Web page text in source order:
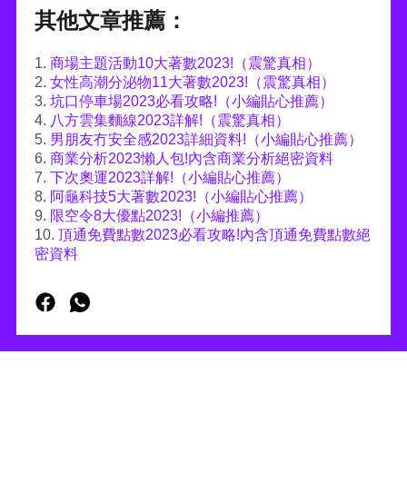
其他文章推薦：
1. 商場主題活動10大著數2023!（震驚真相）
2. 女性高潮分泌物11大著數2023!（震驚真相）
3. 坑口停車場2023必看攻略!（小編貼心推薦）
4. 八方雲集麵線2023詳解!（震驚真相）
5. 男朋友冇安全感2023詳細資料!（小編貼心推薦）
6. 商業分析2023懶人包!內含商業分析絕密資料
7. 下次奧運2023詳解!（小編貼心推薦）
8. 阿龜科技5大著數2023!（小編貼心推薦）
9. 限空令8大優點2023!（小編推薦）
10. 頂通免費點數2023必看攻略!內含頂通免費點數絕
密資料